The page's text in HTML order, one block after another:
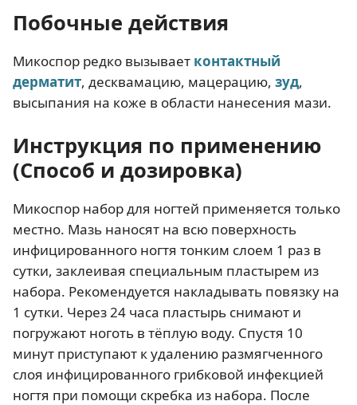
Побочные действия
Микоспор редко вызывает контактный
дерматит, десквамацию, мацерацию, зуд,
высыпания на коже в области нанесения мази.
Инструкция по применению
(Способ и дозировка)
Микоспор набор для ногтей применяется только
местно. Мазь наносят на всю поверхность
инфицированного ногтя тонким слоем 1 раз в
сутки, заклеивая специальным пластырем из
набора. Рекомендуется накладывать повязку на
1 сутки. Через 24 часа пластырь снимают и
погружают ноготь в тёплую воду. Спустя 10
минут приступают к удалению размягченного
слоя инфицированного грибковой инфекцией
ногтя при помощи скребка из набора. После